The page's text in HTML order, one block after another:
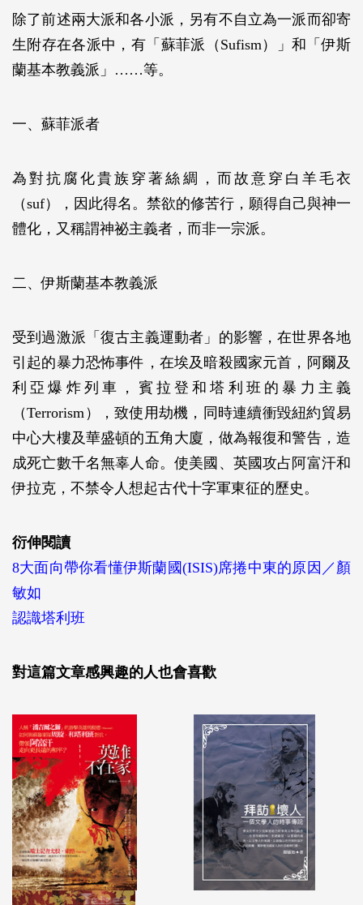
除了前述兩大派和各小派，另有不自立為一派而卻寄
生附存在各派中，有「蘇菲派（Sufism）」和「伊斯
蘭基本教義派」……等。
一、蘇菲派者
為對抗腐化貴族穿著絲綢，而故意穿白羊毛衣
（suf），因此得名。禁欲的修苦行，願得自己與神一
體化，又稱謂神祕主義者，而非一宗派。
二、伊斯蘭基本教義派
受到過激派「復古主義運動者」的影響，在世界各地
引起的暴力恐怖事件，在埃及暗殺國家元首，阿爾及
利亞爆炸列車，賓拉登和塔利班的暴力主義
（Terrorism），致使用劫機，同時連續衝毀紐約貿易
中心大樓及華盛頓的五角大廈，做為報復和警告，造
成死亡數千名無辜人命。使美國、英國攻占阿富汗和
伊拉克，不禁令人想起古代十字軍東征的歷史。
衍伸閱讀
8大面向帶你看懂伊斯蘭國(ISIS)席捲中東的原因／顏
敏如
認識塔利班
對這篇文章感興趣的人也會喜歡